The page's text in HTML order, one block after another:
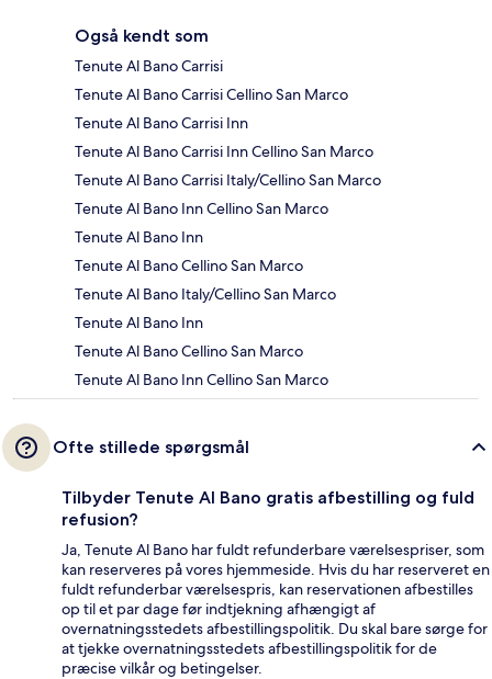
Også kendt som
Tenute Al Bano Carrisi
Tenute Al Bano Carrisi Cellino San Marco
Tenute Al Bano Carrisi Inn
Tenute Al Bano Carrisi Inn Cellino San Marco
Tenute Al Bano Carrisi Italy/Cellino San Marco
Tenute Al Bano Inn Cellino San Marco
Tenute Al Bano Inn
Tenute Al Bano Cellino San Marco
Tenute Al Bano Italy/Cellino San Marco
Tenute Al Bano Inn
Tenute Al Bano Cellino San Marco
Tenute Al Bano Inn Cellino San Marco
Ofte stillede spørgsmål
Tilbyder Tenute Al Bano gratis afbestilling og fuld
refusion?
Ja, Tenute Al Bano har fuldt refunderbare værelsespriser, som
kan reserveres på vores hjemmeside. Hvis du har reserveret en
fuldt refunderbar værelsespris, kan reservationen afbestilles
op til et par dage før indtjekning afhængigt af
overnatningsstedets afbestillingspolitik. Du skal bare sørge for
at tjekke overnatningsstedets afbestillingspolitik for de
præcise vilkår og betingelser.